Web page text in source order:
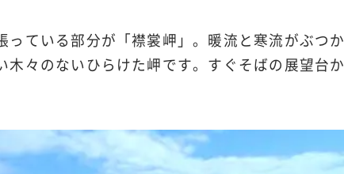
ている部分が「襟裳岬」。暖流と寒流がぶつか
々のないひらけた岬です。すぐそばの展望台か